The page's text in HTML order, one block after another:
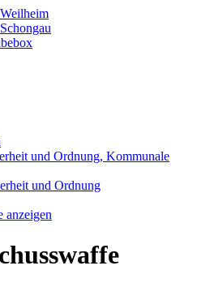
und Ordnung, Kommunale
und Ordnung
anzeigen